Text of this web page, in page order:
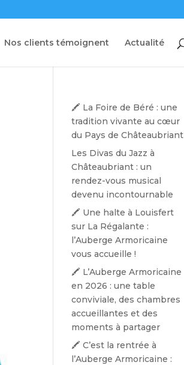
Nos clients témoignent Actualité
🖍️ La Foire de Béré : une
tradition vivante au cœur
du Pays de Châteaubriant
Les Divas du Jazz à
Châteaubriant : un
rendez-vous musical
devenu incontournable
🖍️ Une halte à Louisfert
sur La Régalante :
l’Auberge Armoricaine
vous accueille !
🖍️ L’Auberge Armoricaine
en 2026 : une table
conviviale, des chambres
accueillantes et des
moments à partager
🖍️ C’est la rentrée à
l’Auberge Armoricaine :